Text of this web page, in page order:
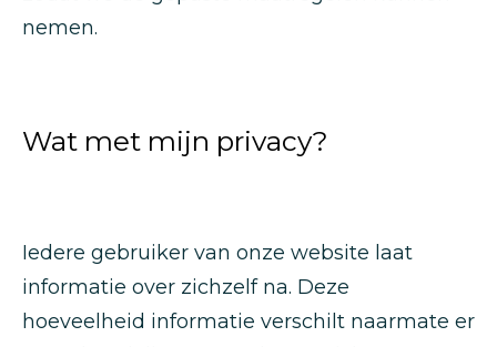
nemen.
Wat met mijn privacy?
Iedere gebruiker van onze website laat
informatie over zichzelf na. Deze
hoeveelheid informatie verschilt naarmate er